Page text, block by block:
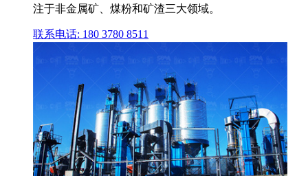
注于非金属矿、煤粉和矿渣三大领域。
联系电话: 180 3780 8511